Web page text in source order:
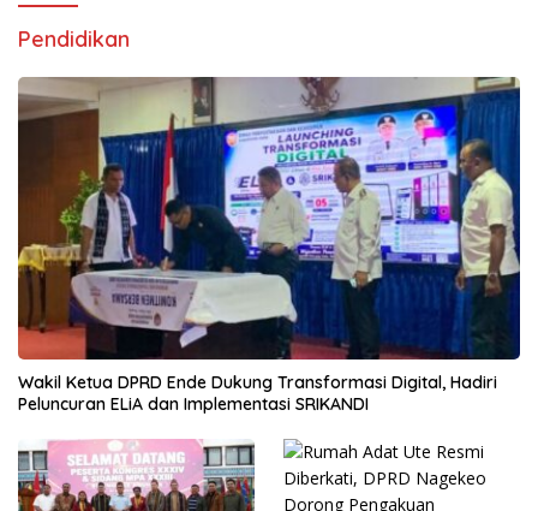
Pendidikan
Wakil Ketua DPRD Ende Dukung Transformasi Digital, Hadiri
Peluncuran ELiA dan Implementasi SRIKANDI